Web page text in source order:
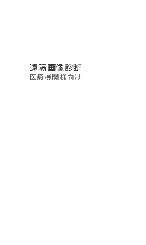
遠隔画像診断
医療機関様向け